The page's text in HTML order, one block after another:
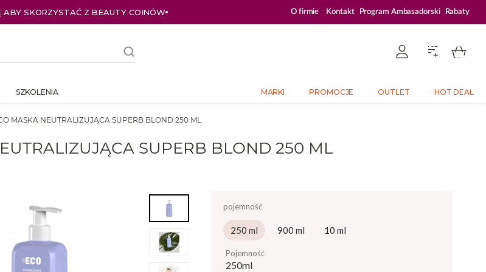
ZALOGUJ SIĘ I KUPUJ TANIEJ – AŻ 33% ZNIŻKI PLATFORMA DEDYKOWANA
O firmie Kontakt Program Ambasadorski Rabaty
SZKOLENIA MARKI PROMOCJE OUTLET HOT DEAL
MASKA NEUTRALIZUJĄCA SUPERB BLOND 250 ML
SUPERB BLOND 250 ML
pojemność
250 ml 900 ml 10 ml
pojemność
250ml